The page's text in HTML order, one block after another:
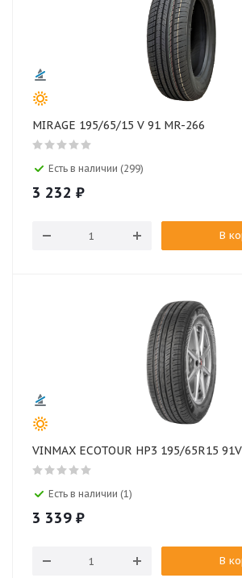
MIRAGE 195/65/15 V 91 MR-266
Есть в наличии (299)
3 232 ₽
В
VINMAX ECOTOUR HP3 195/65R15 91V
Есть в наличии (1)
3 339 ₽
В